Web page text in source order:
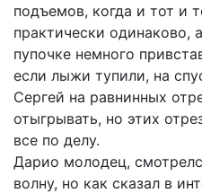
подъемов, когда и тот и
практически одинаково,
пупочке немного
если лыжи тупили, на
Сергей на равнинных
отыгрывать, но этих
все по делу.
Дарио молодец,
волну, но как сказал в